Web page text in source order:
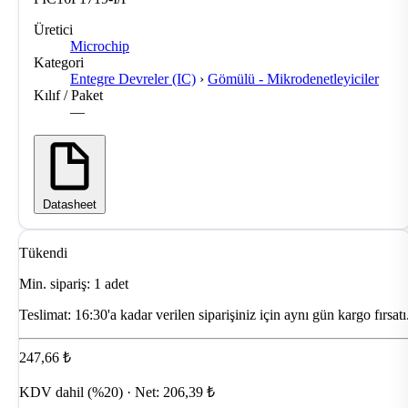
Üretici
Microchip
Kategori
Entegre Devreler (IC) › Gömülü - Mikrodenetleyiciler
Kılıf / Paket
—
Datasheet
Tükendi
Min. sipariş: 1 adet
Teslimat: 16:30'a kadar verilen siparişiniz için aynı gün kargo
247,66 ₺
KDV dahil (%20) · Net: 206,39 ₺